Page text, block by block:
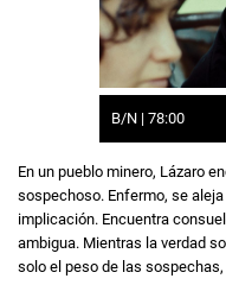
B/N | 78:00
En un pueblo minero, Lázaro
sospechoso. Enfermo, se
implicación. Encuentra
ambigua. Mientras la verdad
solo el peso de las